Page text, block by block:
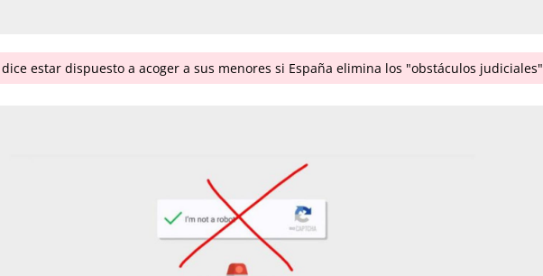
estar dispuesto a acoger a sus menores si España elimina los "obstáculos judiciales"